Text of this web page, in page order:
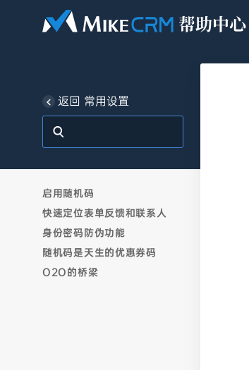
返回 常用设置
启用随机码
快速定位表单反馈和联系人
身份密码防伪功能
随机码是天生的优惠券码
O2O的桥梁